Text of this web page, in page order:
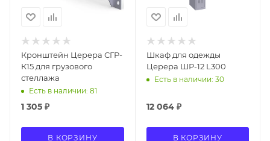
Кронштейн Церера СГР-
К15 для грузового
стеллажа
Есть в наличии: 81
1 305 ₽
В КОРЗИНУ
Шкаф для одежды
Церера ШР-12 L300
Есть в наличии: 30
12 064₽
В КОРЗИНУ